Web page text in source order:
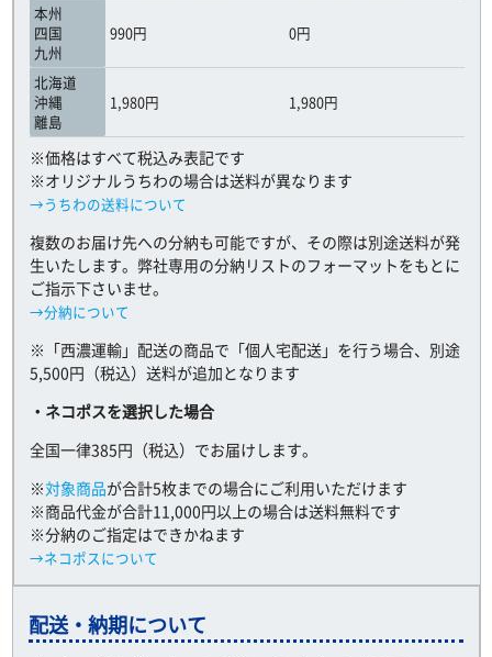
本州
四国
九州
990円 0円
北海道
沖縄
離島
1,980円 1,980円
※価格はすべて税込み表記です
※オリジナルうちわの場合は送料が異なります
→うちわの送料について
複数のお届け先への分納も可能ですが、その際は別途送料が発
生いたします。弊社専用の分納リストのフォーマットをもとに
ご指示下さいませ。
→分納について
※「西濃運輸」配送の商品で「個人宅配送」を行う場合、別途
5,500円（税込）送料が追加となります
・ネコポスを選択した場合
全国一律385円（税込）でお届けします。
※対象商品が合計5枚までの場合にご利用いただけます
※商品代金が合計11,000円以上の場合は送料無料です
※分納のご指定はできかねます
→ネコポスについて
配送・納期について